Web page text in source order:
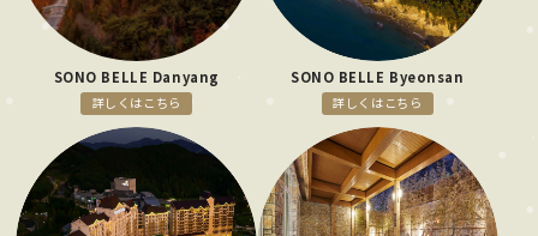
SONO BELLE Danyang
詳しくはこちら
SONO BELLE Byeonsan
詳しくはこちら